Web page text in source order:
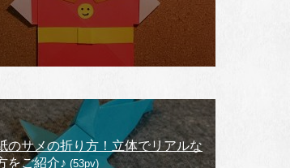
のサメの折り方！立体でリアルな
をご紹介♪ (53pv)